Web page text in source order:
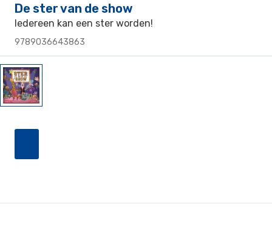
De ster van de show
Iedereen kan een ster worden!
9789036643863